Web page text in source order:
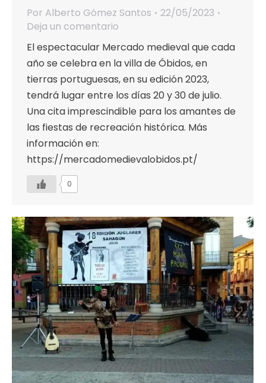
Por Alberto Gómez Santos
22/05/2023
Deja un comentario
El espectacular Mercado medieval que cada
año se celebra en la villa de Óbidos, en
tierras portuguesas, en su edición 2023,
tendrá lugar entre los días 20 y 30 de julio.
Una cita imprescindible para los amantes de
las fiestas de recreación histórica. Más
información en:
https://mercadomedievalobidos.pt/
0